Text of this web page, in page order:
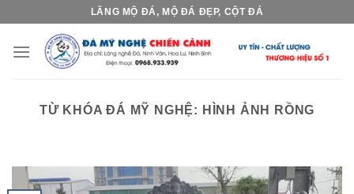
content
LĂNG MỘ ĐÁ, MỘ ĐÁ ĐẸP, CỘT ĐÁ
TỪ KHÓA ĐÁ MỸ NGHỆ: HÌNH ẢNH RỒNG